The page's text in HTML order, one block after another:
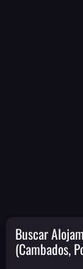
Buscar
(Cambados,